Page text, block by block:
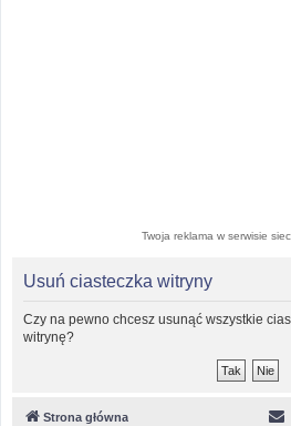
Twoja reklama w serwisie
Usuń ciasteczka witryny
Czy na pewno chcesz usunąć wszystkie
witrynę?
Strona główna